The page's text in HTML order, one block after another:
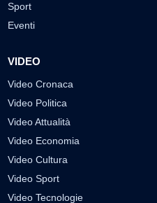
Sport
Eventi
VIDEO
Video Cronaca
Video Politica
Video Attualità
Video Economia
Video Cultura
Video Sport
Video Tecnologie